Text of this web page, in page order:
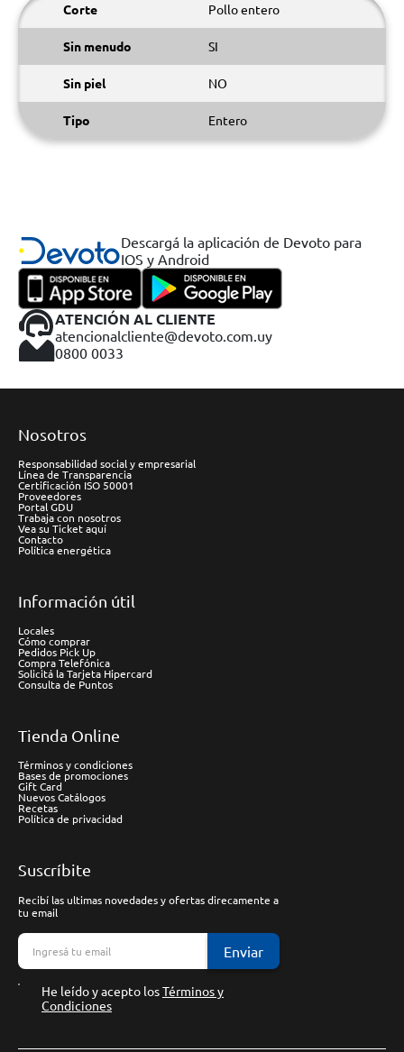
Corte Pollo entero
Sin menudo SI
Sin piel NO
Tipo Entero
Descargá la aplicación de Devoto para
IOS y Android
ATENCIÓN AL CLIENTE
atencionalcliente@devoto.com.uy
0800 0033
Nosotros
Responsabilidad social y empresarial
Línea de Transparencia
Certificación ISO 50001
Proveedores
Portal GDU
Trabaja con nosotros
Vea su Ticket aquí
Contacto
Política energética
Información útil
Locales
Cómo comprar
Pedidos Pick Up
Compra Telefónica
Solicitá la Tarjeta Hipercard
Consulta de Puntos
Tienda Online
Términos y condiciones
Bases de promociones
Gift Card
Nuevos Catálogos
Recetas
Política de privacidad
Suscríbite
Recibí las ultimas novedades y ofertas direcamente a
tu email
Enviar
He leído y acepto losTérminos y
Condiciones